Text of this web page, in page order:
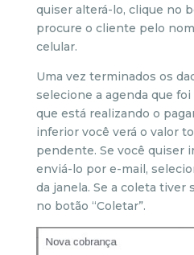
quiser alterá-lo, clique no
procure o cliente pelo
celular.
Uma vez terminados os
selecione a agenda que
que está realizando o
inferior você verá o valor
pendente. Se você quiser
enviá-lo por e-mail,
da janela. Se a coleta tiver
no botão “Coletar”.